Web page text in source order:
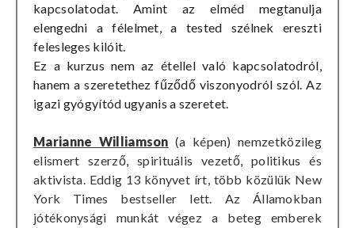
kapcsolatodat. Amint az elméd megtanulja
elengedni a félelmet, a tested szélnek ereszti
felesleges kilóit.
Ez a kurzus nem az étellel való kapcsolatodról,
hanem a szeretethez fűződő viszonyodról szól. Az
igazi gyógyítód ugyanis a szeretet.
Marianne Williamson (a képen) nemzetközileg
elismert szerző, spirituális vezető, politikus és
aktivista. Eddig 13 könyvet írt, több közülük New
York Times bestseller lett. Az Államokban
jótékonysági munkát végez a beteg emberek